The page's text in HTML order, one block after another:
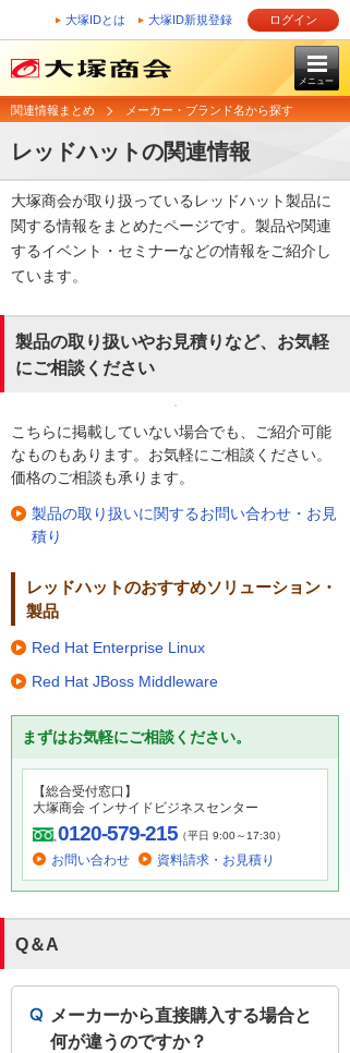
大塚IDとは 大塚ID新規登録 ログイン
メニュー
関連情報まとめ メーカー・ブランド名から探す
レッドハットの関連情報
大塚商会が取り扱っているレッドハット製品に
関する情報をまとめたページです。製品や関連
するイベント・セミナーなどの情報をご紹介し
ています。
製品の取り扱いやお見積りなど、お気軽
にご相談ください
こちらに掲載していない場合でも、ご紹介可能
なものもあります。お気軽にご相談ください。
価格のご相談も承ります。
製品の取り扱いに関するお問い合わせ・お見
積り
レッドハットのおすすめソリューション・
製品
Red Hat Enterprise Linux
Red Hat JBoss Middleware
まずはお気軽にご相談ください。
【総合受付窓口】
大塚商会 インサイドビジネスセンター
0120-579-215（平日 9:00～17:30）
お問い合わせ 資料請求・お見積り
Q＆A
メーカーから直接購入する場合と
何が違うのですか？